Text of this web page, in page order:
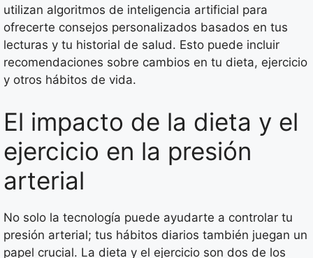
utilizan algoritmos de inteligencia artificial para
ofrecerte consejos personalizados basados en tus
lecturas y tu historial de salud. Esto puede incluir
recomendaciones sobre cambios en tu dieta, ejercicio
y otros hábitos de vida.
El impacto de la dieta y el
ejercicio en la presión
arterial
No solo la tecnología puede ayudarte a controlar tu
presión arterial; tus hábitos diarios también juegan un
papel crucial. La dieta y el ejercicio son dos de los